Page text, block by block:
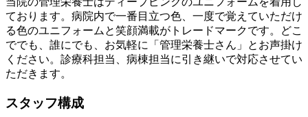
ております。病院内で一番目立つ色、一度で覚えていただけ
る色のユニフォームと笑顔満載がトレードマークです。どこ
ででも、誰にでも、お気軽に「管理栄養士さん」とお声掛け
ください。診療科担当、病棟担当に引き継いで対応させてい
ただきます。
スタッフ構成